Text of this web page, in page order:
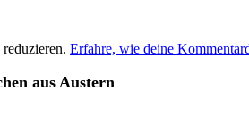
Erfahre, wie deine
aus Austern